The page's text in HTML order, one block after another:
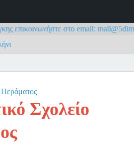
επικοινωνήστε στο email:
Σχολικού Δικτύου
Σχολείο